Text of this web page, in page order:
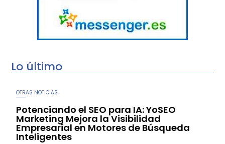
Lo último
OTRAS NOTICIAS
Potenciando el SEO para IA: YoSEO
Marketing Mejora la Visibilidad
Empresarial en Motores de Búsqueda
Inteligentes